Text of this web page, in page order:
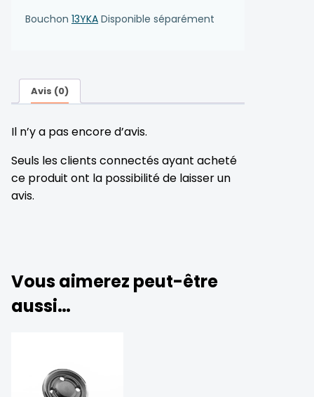
Bouchon 13YKA Disponible séparément
Avis (0)
Il n’y a pas encore d’avis.
Seuls les clients connectés ayant acheté
ce produit ont la possibilité de laisser un
avis.
Vous aimerez peut-être
aussi…